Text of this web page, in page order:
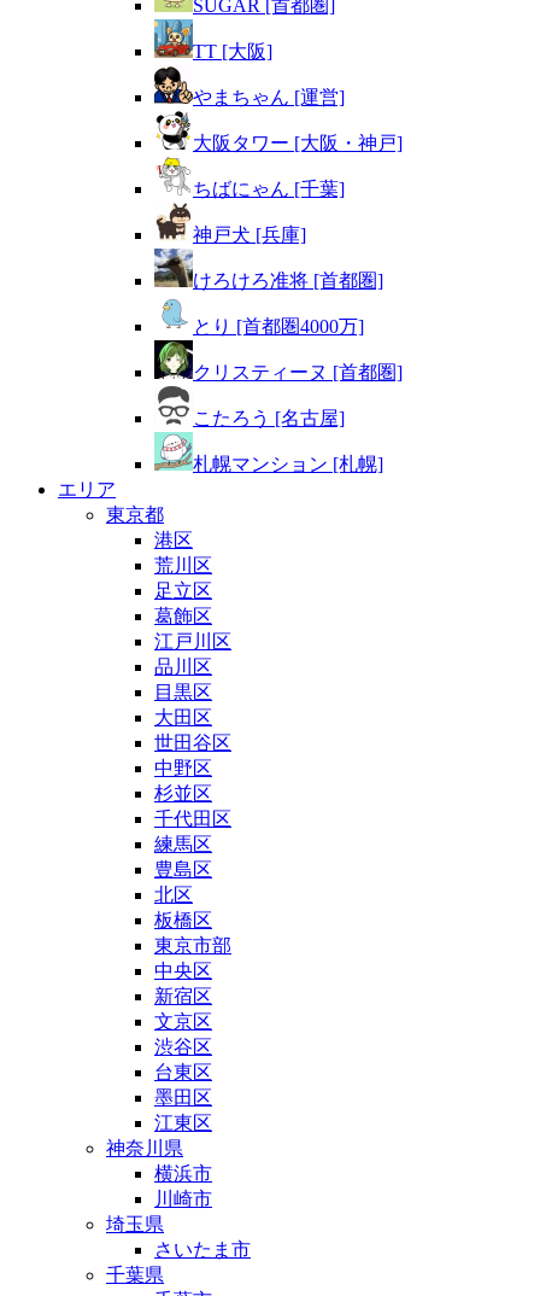
SUGAR [首都圏]
TT [大阪]
やまちゃん [運営]
大阪タワー [大阪・神戸]
ちばにゃん [千葉]
神戸犬 [兵庫]
けろけろ准将 [首都圏]
とり [首都圏4000万]
クリスティーヌ [首都圏]
こたろう [名古屋]
札幌マンション [札幌]
エリア
東京都
港区
荒川区
足立区
葛飾区
江戸川区
品川区
目黒区
大田区
世田谷区
中野区
杉並区
千代田区
練馬区
豊島区
北区
板橋区
東京市部
中央区
新宿区
文京区
渋谷区
台東区
墨田区
江東区
神奈川県
横浜市
川崎市
埼玉県
さいたま市
千葉県